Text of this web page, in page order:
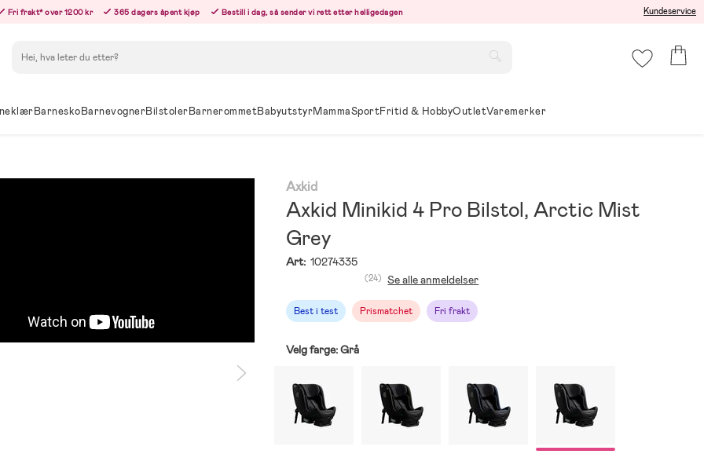
Fri frakt* over 1200 kr 365 dagers åpent kjøp Bestill i dag, så sender vi rett etter helligedagen Kundeservice
BarneskoBarnevognerBilstolerBarnerommetBabyutstyrMammaSportFritid & HobbyOutletVaremerker
Axkid
Axkid Minikid 4 Pro Bilstol, Arctic Mist
Grey
Art: 10274335
Best i test Prismatchet Fri frakt
(24) Se alle anmeldelser
Velg farge:Grå